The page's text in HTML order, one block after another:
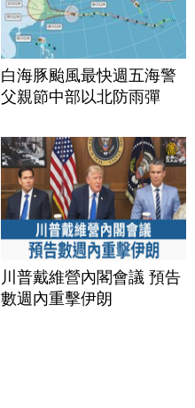
白海豚颱風最快週五海警
父親節中部以北防雨彈
川普戴維營內閣會議 預告
數週內重擊伊朗